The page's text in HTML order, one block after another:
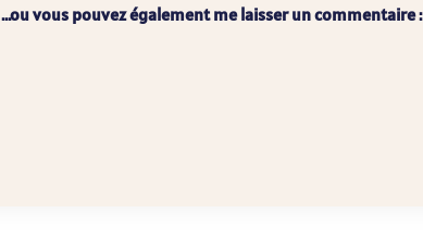
...ou vous pouvez également me laisser un commentaire :